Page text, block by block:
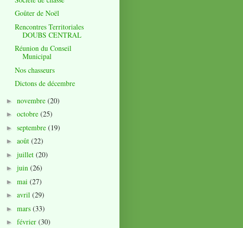
Goûter de Noël
Rencontres Territoriales
DOUBS CENTRAL
Réunion du Conseil
Municipal
Nos chasseurs
Dictons de décembre
► novembre (20)
► octobre (25)
► septembre (19)
► août (22)
► juillet (20)
► juin (26)
► mai (27)
► avril (29)
► mars (33)
► février (30)